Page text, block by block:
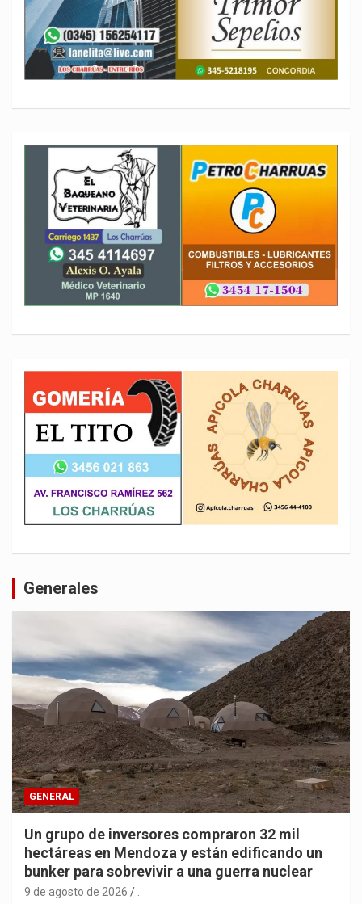
Generales
GENERAL
Un grupo de inversores compraron 32 mil
hectáreas en Mendoza y están edificando un
bunker para sobrevivir a una guerra nuclear
9 de agosto de 2026 .